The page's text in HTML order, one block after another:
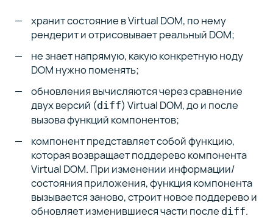
хранит состояние в Virtual DOM, по нему
рендерит и отрисовывает реальный DOM;
не знает напрямую, какую конкретную ноду
DOM нужно поменять;
обновления вычисляются через сравнение
двух версий (diff) Virtual DOM, до и после
вызова функций компонентов;
компонент представляет собой функцию,
которая возвращает поддерево компонента
Virtual DOM. При изменении информации/
состояния приложения, функция компонента
вызывается заново, строит новое поддерево и
обновляет изменившиеся части после diff.